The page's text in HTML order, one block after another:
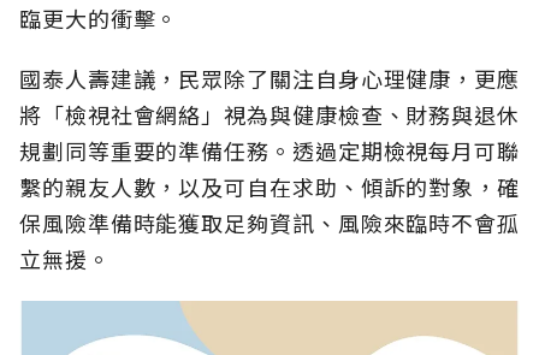
臨更大的衝擊。
國泰人壽建議，民眾除了關注自身心理健康，更應
將「檢視社會網絡」視為與健康檢查、財務與退休
規劃同等重要的準備任務。透過定期檢視每月可聯
繫的親友人數，以及可自在求助、傾訴的對象，確
保風險準備時能獲取足夠資訊、風險來臨時不會孤
立無援。